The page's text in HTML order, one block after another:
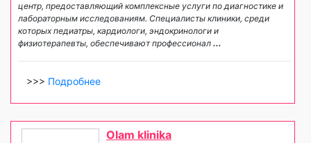
центр, предоставляющий комплексные услуги по диагностике и
лабораторным исследованиям. Специалисты клиники, среди
которых педиатры, кардиологи, эндокринологи и
физиотерапевты, обеспечивают профессионал ...
>>> Подробнее
Olam klinika